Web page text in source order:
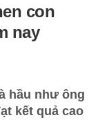
con
nay
hầu như ông
kết quả cao